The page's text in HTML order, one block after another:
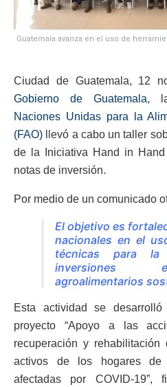
Guatemala avanza en el uso de
Ciudad de Guatemala, 12
Gobierno de Guatemala,
Naciones Unidas para la
(FAO) llevó a cabo un taller
de la Iniciativa Hand in
notas de inversión.
Por medio de un comunicado
El objetivo es
nacionales en el
técnicas para la
inversiones
agroalimentarios
Esta actividad se
proyecto “Apoyo a las
recuperación y
activos de los hogares
afectadas por COVID-19”,